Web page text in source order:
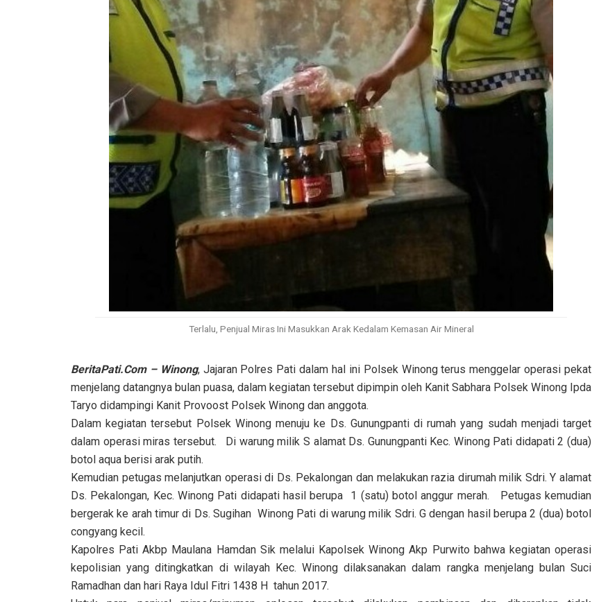
Terlalu, Penjual Miras Ini Masukkan Arak Kedalam Kemasan Air Mineral
BeritaPati.Com – Winong, Jajaran Polres Pati dalam hal ini Polsek Winong terus menggelar operasi pekat
menjelang datangnya bulan puasa, dalam kegiatan tersebut dipimpin oleh Kanit Sabhara Polsek Winong Ipda
Taryo didampingi Kanit Provoost Polsek Winong dan anggota.
Dalam kegiatan tersebut Polsek Winong menuju ke Ds. Gunungpanti di rumah yang sudah menjadi target
dalam operasi miras tersebut. Di warung milik S alamat Ds. Gunungpanti Kec. Winong Pati didapati 2 (dua)
botol aqua berisi arak putih.
Kemudian petugas melanjutkan operasi di Ds. Pekalongan dan melakukan razia dirumah milik Sdri. Y alamat
Ds. Pekalongan, Kec. Winong Pati didapati hasil berupa 1 (satu) botol anggur merah. Petugas kemudian
bergerak ke arah timur di Ds. Sugihan Winong Pati di warung milik Sdri. G dengan hasil berupa 2 (dua) botol
congyang kecil.
Kapolres Pati Akbp Maulana Hamdan Sik melalui Kapolsek Winong Akp Purwito bahwa kegiatan operasi
kepolisian yang ditingkatkan di wilayah Kec. Winong dilaksanakan dalam rangka menjelang bulan Suci
Ramadhan dan hari Raya Idul Fitri 1438 H tahun 2017.